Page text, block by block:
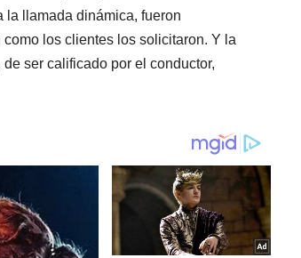
la llamada dinámica, fueron
los clientes los solicitaron. Y la
ser calificado por el conductor,